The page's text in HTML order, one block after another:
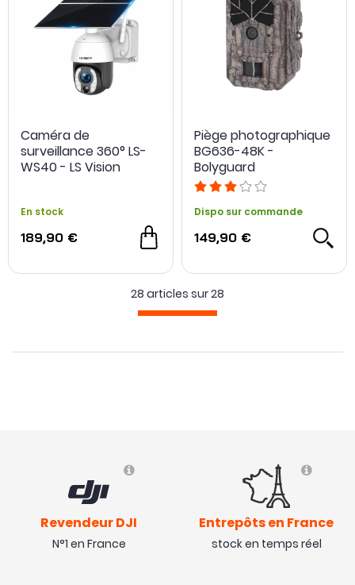
Caméra de
surveillance 360° LS-
WS40 - LS Vision
En stock
189,90 €
Piège photographique
BG636-48K -
Bolyguard
Dispo sur commande
149,90 €
28 articles sur28
Revendeur DJI
N°1 en France
Entrepôts en France
stock en temps réel